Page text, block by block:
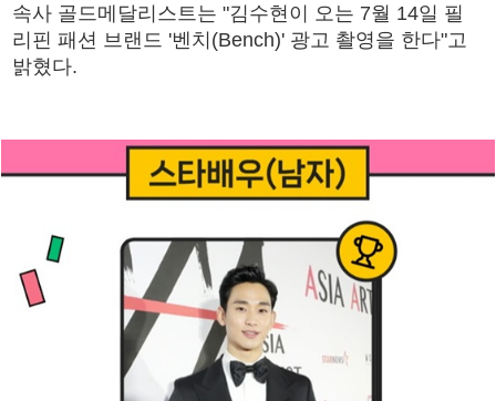
속사 골드메달리스트는 "김수현이 오는 7월 14일 필
리핀 패션 브랜드 '벤치(Bench)' 광고 촬영을 한다"고
밝혔다.